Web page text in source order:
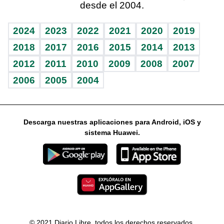
Vida y familia
Eñe
Celebrando la vida
Sin complejos
En pocas palabras
Escuchando al corazón
Economía Personal
Consulta Libre
BRV
TBT Deportivo
Más firmas
Guía del dinero
Horóscopos
desde el 2004.
2024 2023 2022 2021 2020
2019
2018
2017 2016 2015 2014
2013
2012
2011 2010 2009 2008
2007
2006
2005 2004
Descarga nuestras aplicaciones para Android, iOS y
sistema Huawei.